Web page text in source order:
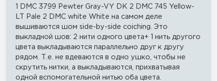
1 DMC 3799 Pewter Gray-VY DK 2 DMC 745 Yellow-
LT Pale 2 DMC white White на самом деле
вышиваются шом side-by-side coiching. Это
выкладной шов: 2 нити одного цвета+ 1 нить другого
цвета выкладываются параллельно друг к другу
рядом. Т.е. не вдеваются в одно ушко, чтобы не
скрутить нитки, а выкладываются, прихватывая
одной вспомогательной нитью оба цвета.